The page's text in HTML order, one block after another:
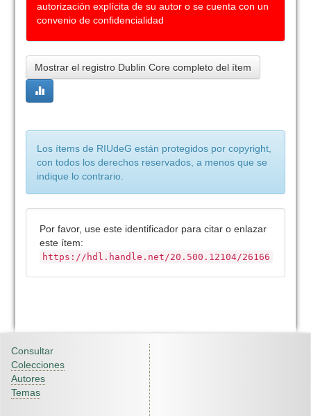
autorización explícita de su autor o se cuenta con un
convenio de confidencialidad
Mostrar el registro Dublin Core completo del ítem
Los ítems de RIUdeG están protegidos por copyright,
con todos los derechos reservados, a menos que se
indique lo contrario.
Por favor, use este identificador para citar o enlazar
este ítem:
https://hdl.handle.net/20.500.12104/26166
Consultar
Colecciones
Autores
Temas